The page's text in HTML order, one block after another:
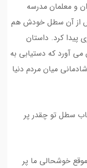
و معلمان مدرسه
از آن سطل خودش هم
پیدا کرد. داستان
آورد که دستیابی به
میان مردم دنیا
سطل تو چقدر پر
خوشحالی ما پر